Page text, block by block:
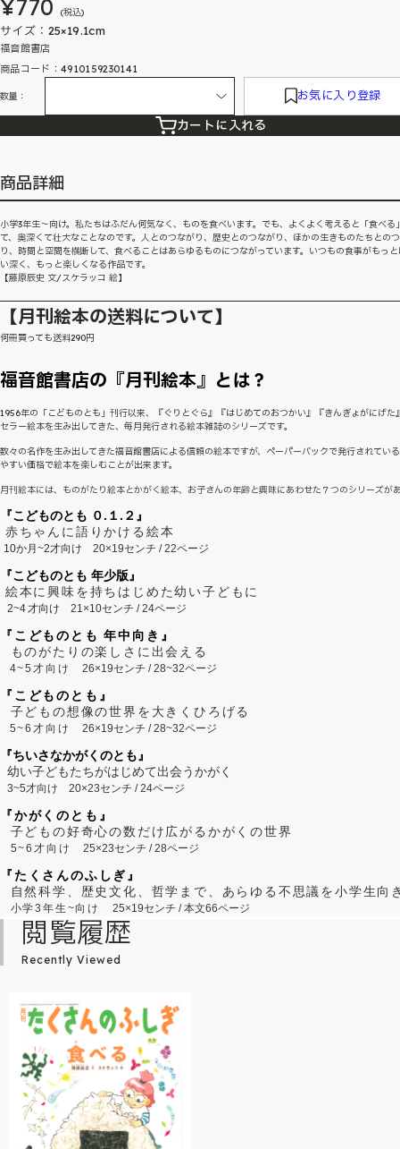
¥770 (税込)
サイズ：25×19.1cm
福音館書店
商品コード：4910159230141
数量： お気に入り登録
カートに入れる
商品詳細
小学3年生〜向け。私たちはふだん何気なく、ものを食べいます。でも、よくよく考えると「食べる
て、奥深くて壮大なことなのです。人とのつながり、歴史とのつながり、ほかの生きものたちとの
り、時間と空間を横断して、食べることはあらゆるものにつながっています。いつもの食事がもっ
い深く、もっと楽しくなる作品です。
【藤原辰史 文/スケラッコ 絵】
【月刊絵本の送料について】
何冊買っても送料290円
福音館書店の『月刊絵本』とは？
1956年の「こどものとも」刊行以来、『ぐりとぐら』『はじめてのおつかい』『きんぎょがにげた
セラー絵本を生み出してきた、毎月発行される絵本雑誌のシリーズです。
数々の名作を生み出してきた福音館書店による信頼の絵本ですが、ペーパーバックで発行されてい
やすい価格で絵本を楽しむことが出来ます。
月刊絵本には、ものがたり絵本とかがく絵本、お子さんの年齢と興味にあわせた７つのシリーズが
『こどものとも ０.１.２』
赤ちゃんに語りかける絵本
10か月~2才向け 20×19センチ / 22ページ
『こどものとも 年少版』
絵本に興味を持ちはじめた幼い子どもに
2~4 才向け 21×10センチ / 24ページ
『こどものとも 年中向き』
ものがたりの楽しさに出会える
4~5才向け26×19センチ / 28~32ページ
『こどものとも』
子どもの想像の世界を大きくひろげる
5~6才向け26×19センチ / 28~32ページ
『ちいさなかがくのとも』
幼い子どもたちがはじめて出会うかがく
3~5才向け 20×23センチ / 24ページ
『かがくのとも』
子どもの好奇心の数だけ広がるかがくの世界
5~6才向け25×23センチ / 28ページ
『たくさんのふしぎ』
自然科学、歴史文化、哲学まで、あらゆる不思議を小学生向
小学3年生~向け 25×19センチ / 本文66ページ
閲覧履歴
Recently Viewed